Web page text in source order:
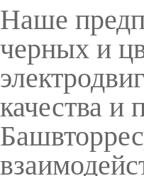
Наше
черных и
качества